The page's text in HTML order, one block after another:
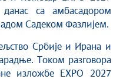
данас са амбасадором
Садеком Фазлијем.
Србије и Ирана и
Током разговора
изложбе EXPO 2027